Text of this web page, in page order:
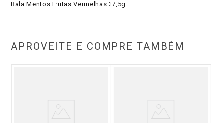
Bala Mentos Frutas Vermelhas 37,5g
APROVEITE E COMPRE TAMBÉM